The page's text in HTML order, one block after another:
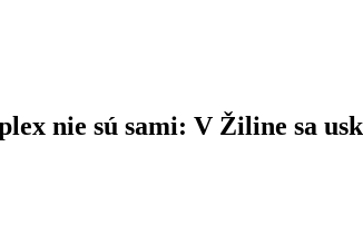
nie sú sami: V Žiline sa